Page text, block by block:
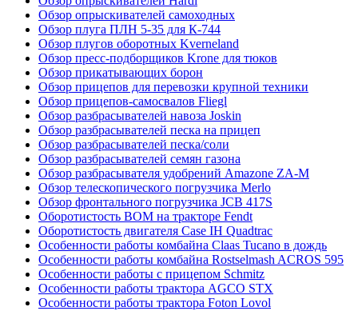
Обзор опрыскивателей самоходных
Обзор плуга ПЛН 5-35 для К-744
Обзор плугов оборотных Kverneland
Обзор пресс-подборщиков Krone для тюков
Обзор прикатывающих борон
Обзор прицепов для перевозки крупной техники
Обзор прицепов-самосвалов Fliegl
Обзор разбрасывателей навоза Joskin
Обзор разбрасывателей песка на прицеп
Обзор разбрасывателей песка/соли
Обзор разбрасывателей семян газона
Обзор разбрасывателя удобрений Amazone ZA-M
Обзор телескопического погрузчика Merlo
Обзор фронтального погрузчика JCB 417S
Оборотистость ВОМ на тракторе Fendt
Оборотистость двигателя Case IH Quadtrac
Особенности работы комбайна Claas Tucano в дождь
Особенности работы комбайна Rostselmash ACROS 595
Особенности работы с прицепом Schmitz
Особенности работы трактора AGCO STX
Особенности работы трактора Foton Lovol